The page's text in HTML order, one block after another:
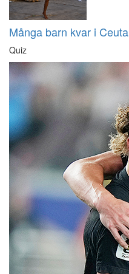
Många barn kvar i Ceuta
Quiz